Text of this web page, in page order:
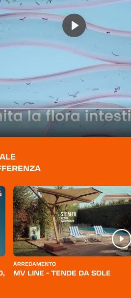
ARREDAMENTO
MV LINE - TENDE DA SOLE